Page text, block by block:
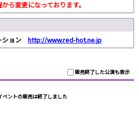
ら変更になっております。
ション http://www.red-hot.ne.jp
販売終了した公演も表示
ベントの販売は終了しました